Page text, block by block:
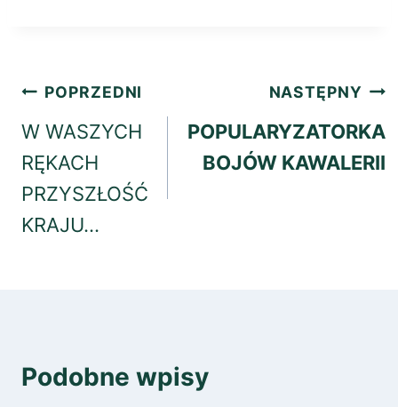
Nawigacja
wpisu
POPRZEDNI
W WASZYCH
RĘKACH
PRZYSZŁOŚĆ
KRAJU…
NASTĘPNY
POPULARYZATORKA
BOJÓW KAWALERII
Podobne wpisy